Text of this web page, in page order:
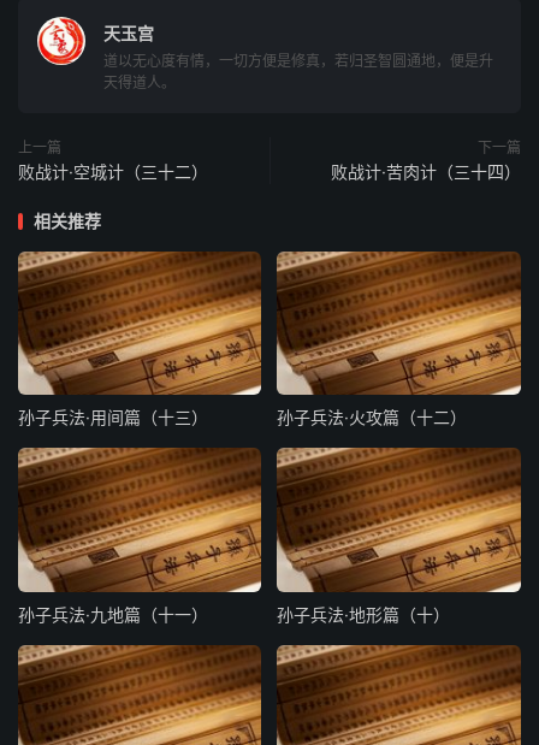
天玉宫
道以无心度有情，一切方便是修真，若归圣智圆通地，便是升
天得道人。
上一篇
败战计·空城计（三十二）
下一篇
败战计·苦肉计（三十四）
相关推荐
孙子兵法·用间篇（十三） 孙子兵法·火攻篇（十二）
孙子兵法·九地篇（十一） 孙子兵法·地形篇（十）